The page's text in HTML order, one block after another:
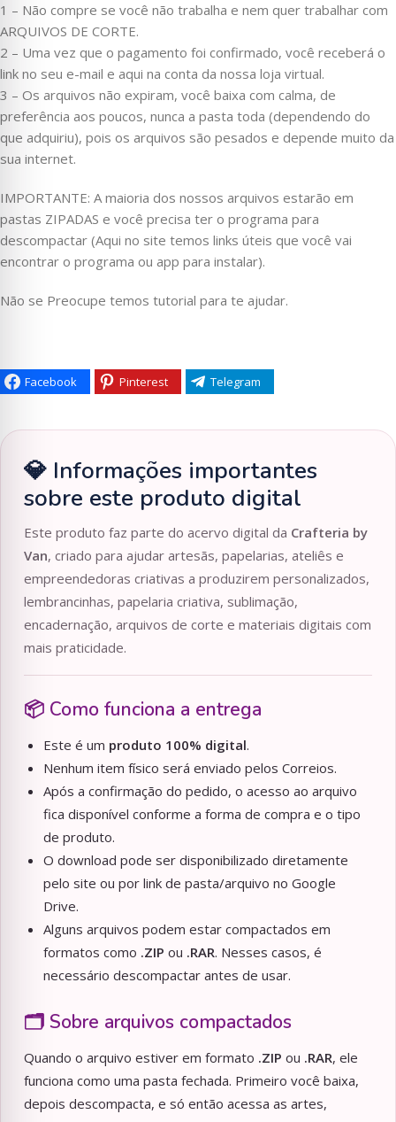
1 – Não compre se você não trabalha e nem quer trabalhar com
ARQUIVOS DE CORTE.
2 – Uma vez que o pagamento foi confirmado, você receberá o
link no seu e-mail e aqui na conta da nossa loja virtual.
3 – Os arquivos não expiram, você baixa com calma, de
preferência aos poucos, nunca a pasta toda (dependendo do
que adquiriu), pois os arquivos são pesados e depende muito da
sua internet.
IMPORTANTE: A maioria dos nossos arquivos estarão em
pastas ZIPADAS e você precisa ter o programa para
descompactar (Aqui no site temos links úteis que você vai
encontrar o programa ou app para instalar).
Não se Preocupe temos tutorial para te ajudar.
Facebook Pinterest Telegram
💎 Informações importantes
sobre este produto digital
Este produto faz parte do acervo digital da Crafteria by
Van, criado para ajudar artesãs, papelarias, ateliês e
empreendedoras criativas a produzirem personalizados,
lembrancinhas, papelaria criativa, sublimação,
encadernação, arquivos de corte e materiais digitais com
mais praticidade.
📦 Como funciona a entrega
Este é um produto 100% digital.
Nenhum item físico será enviado pelos Correios.
Após a confirmação do pedido, o acesso ao arquivo
fica disponível conforme a forma de compra e o tipo
de produto.
O download pode ser disponibilizado diretamente
pelo site ou por link de pasta/arquivo no Google
Drive.
Alguns arquivos podem estar compactados em
formatos como .ZIP ou .RAR. Nesses casos, é
necessário descompactar antes de usar.
🗂️ Sobre arquivos compactados
Quando o arquivo estiver em formato .ZIP ou .RAR, ele
funciona como uma pasta fechada. Primeiro você baixa,
depois descompacta, e só então acessa as artes,